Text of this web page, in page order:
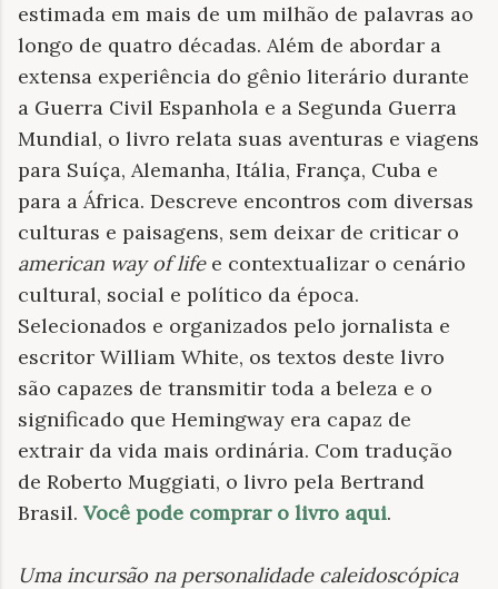
estimada em mais de um milhão de palavras ao
longo de quatro décadas. Além de abordar a
extensa experiência do gênio literário durante
a Guerra Civil Espanhola e a Segunda Guerra
Mundial, o livro relata suas aventuras e viagens
para Suíça, Alemanha, Itália, França, Cuba e
para a África. Descreve encontros com diversas
culturas e paisagens, sem deixar de criticar o
american way of lifee contextualizar o cenário
cultural, social e político da época.
Selecionados e organizados pelo jornalista e
escritor William White, os textos deste livro
são capazes de transmitir toda a beleza e o
significado que Hemingway era capaz de
extrair da vida mais ordinária. Com tradução
de Roberto Muggiati, o livro pela Bertrand
Brasil. Você pode comprar o livro aqui.
Uma incursão na personalidade caleidoscópica